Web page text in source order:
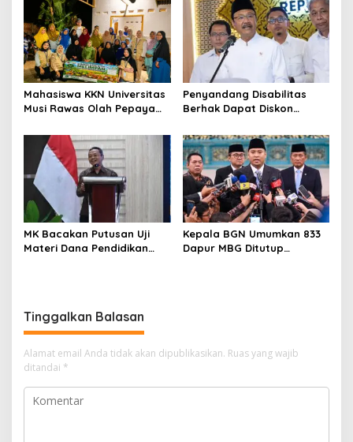
Mahasiswa KKN Universitas
Musi Rawas Olah Pepaya
Jual Tinggi, Dorong UMKM
Desa Air Satan
Penyandang Disabilitas
Berhak Dapat Diskon
Biaya Sekolah dan Kuliah
MK Bacakan Putusan Uji
Materi Dana Pendidikan
Kepala BGN Umumkan 833
Dapur MBG Ditutup
Tinggalkan Balasan
Alamat email Anda tidak akan dipublikasikan. Ruas yang wajib
ditandai *